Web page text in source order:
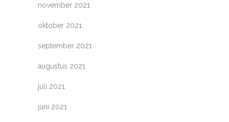
november 2021
oktober 2021
september 2021
augustus 2021
juli 2021
juni 2021